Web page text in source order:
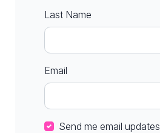
Last Name
Email
Send me email updates